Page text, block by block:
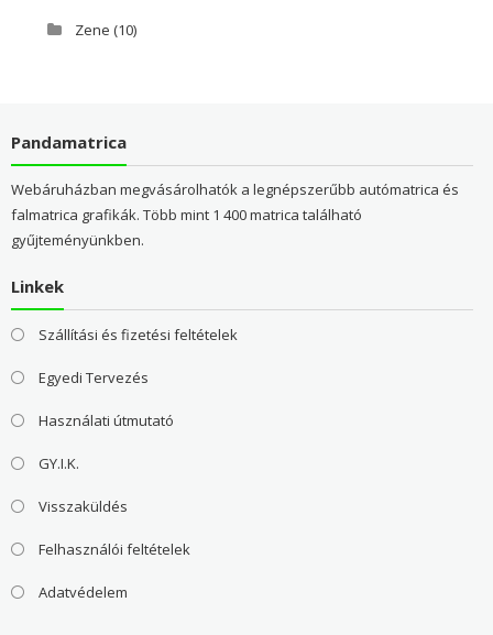
Zene (10)
Pandamatrica
Webáruházban megvásárolhatók a legnépszerűbb autómatrica és
falmatrica grafikák. Több mint 1 400 matrica található
gyűjteményünkben.
Linkek
Szállítási és fizetési feltételek
Egyedi Tervezés
Használati útmutató
GY.I.K.
Visszaküldés
Felhasználói feltételek
Adatvédelem